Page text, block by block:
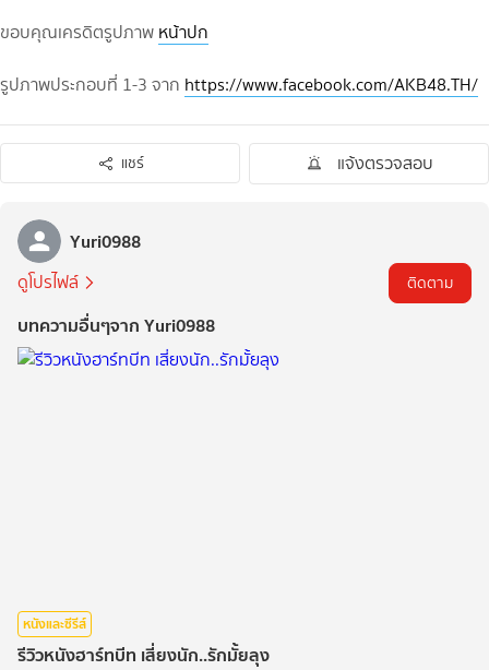
ขอบคุณเครดิตรูปภาพ หน้าปก
รูปภาพประกอบที่ 1-3 จาก https://www.facebook.com/AKB48.TH/
แชร์ แจ้งตรวจสอบ
Yuri0988
ดูโปรไฟล์ ติดตาม
บทความอื่นๆจาก Yuri0988
หนังและซีรีส์
รีวิวหนังฮาร์ทบีท เสี่ยงนัก..รักมั้ยลุง